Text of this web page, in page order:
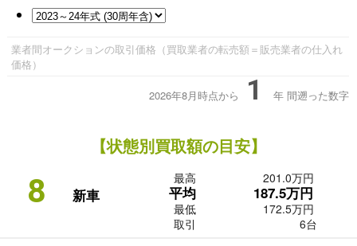
業者間オークションの取引価格（買取業者の転売額＝販売業者の仕入れ
価格）
2026年8月時点から 1 年 間遡った数字
【状態別買取額の目安】
8 新車
最高
平均
最低
取引
201.0万円
187.5万円
172.5万円
6台